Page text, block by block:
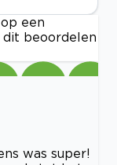
een
beoordelen
was super!